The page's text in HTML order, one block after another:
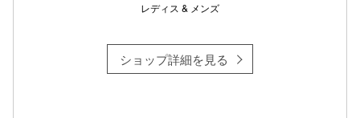
レディス & メンズ
ショップ詳細を見る